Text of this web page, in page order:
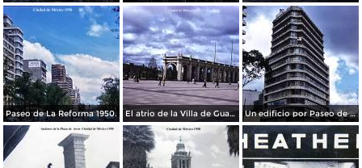
Paseo de La Reforma 1950. El atrio de la Villa de Guadalupe 1950. Un edificio por Paseo de La Reforma 1950